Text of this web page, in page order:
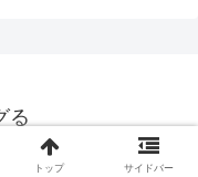
る
グる.
トップ サイドバー